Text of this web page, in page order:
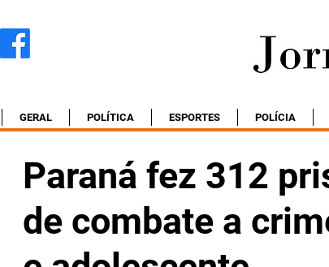
GERAL POLÍTICA ESPORTES POLÍCIA
Paraná fez 312
de combate a